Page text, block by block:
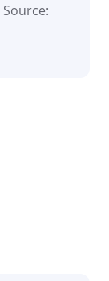
Source: